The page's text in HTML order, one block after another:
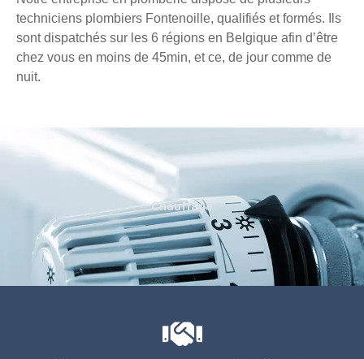
techniciens plombiers Fontenoille, qualifiés et formés. Ils
sont dispatchés sur les 6 régions en Belgique afin d’être
chez vous en moins de 45min, et ce, de jour comme de
nuit.
Chauffage